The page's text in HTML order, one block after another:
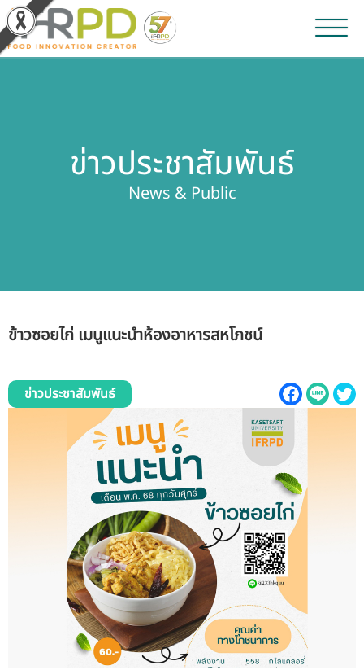
ผลิตภัณฑ์และจำหน่าย
เกี่ยวกับสถาบัน
บุคลากรสถาบัน
ระบบสารสนเทศ (ใน)
ติดต่อเรา
สายตรงผู้บริหาร
ข่าวประชาสัมพันธ์
News & Public
ข้าวซอยไก่ เมนูแนะนำห้องอาหารสหโภชน์
ข่าวประชาสัมพันธ์